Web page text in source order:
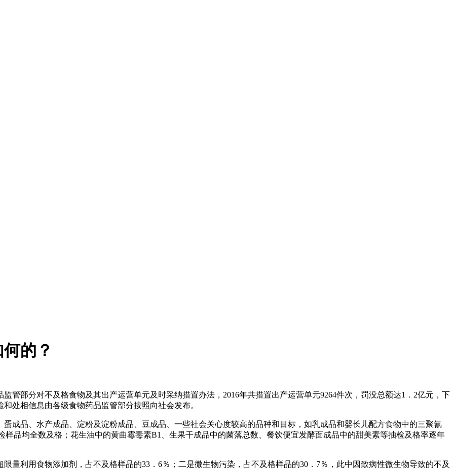
的？
部分对不及格食物及其出产运营单元及时采纳措置办法，2016年共措置出产运营单元9264件次，罚没总额达1．2亿元，下
处相信息由各级食物药品监管部分按照向社会发布。
品、水产成品、淀粉及淀粉成品、豆成品、一些社会关心度较高的品种和目标，如乳成品和婴长儿配方食物中的三聚氰
品均全数及格；花生油中的黄曲霉毒素B1、生果干成品中的菌落总数、餐饮便宜发酵面成品中的甜美素等抽检及格率逐年
利用食物添加剂，占不及格样品的33．6％；二是微生物污染，占不及格样品的30．7％，此中因致病性微生物导致的不及